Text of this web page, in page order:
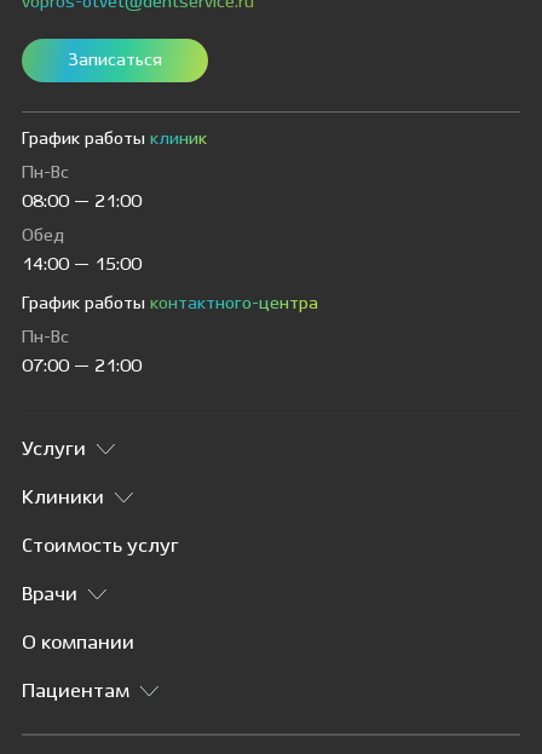
Записаться
График работы клиник
Пн-Вс
08:00 — 21:00
Обед
14:00 — 15:00
График работы контактного-центра
Пн-Вс
07:00 — 21:00
Услуги
Клиники
Стоимость услуг
Врачи
О компании
Пациентам